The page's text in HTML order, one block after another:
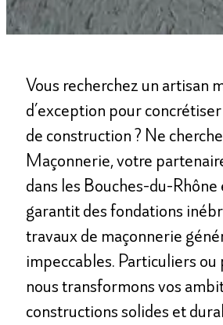
Vous recherchez un artisan
d’exception pour
de construction ? Ne
Maçonnerie, votre
dans les Bouches-du-Rhône
garantit des fondations
travaux de maçonnerie
impeccables. Particuliers
nous transformons vos
constructions solides et